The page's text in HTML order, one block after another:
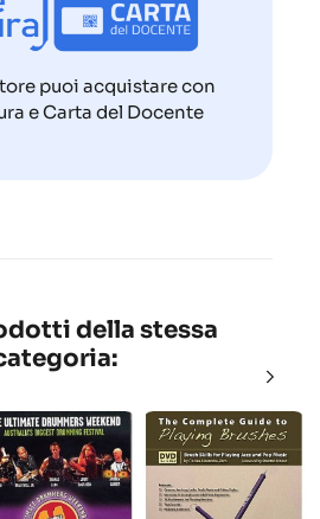
puoi acquistare con
e Carta del Docente
della stessa